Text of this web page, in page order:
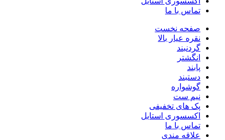
تماس با ما
صفحه نخست
نقره عیار بالا
گردنبند
انگشتر
پابند
دستبند
گوشواره
نیم ست
پک های تخفیفی
اکسسوری استایل
تماس با ما
علاقه مندی